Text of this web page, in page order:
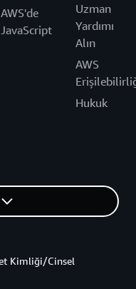
AWS'de
JavaScript
Uzman
Yardımı
Alın
AWS
Hukuk
Kimliği/Cinsel